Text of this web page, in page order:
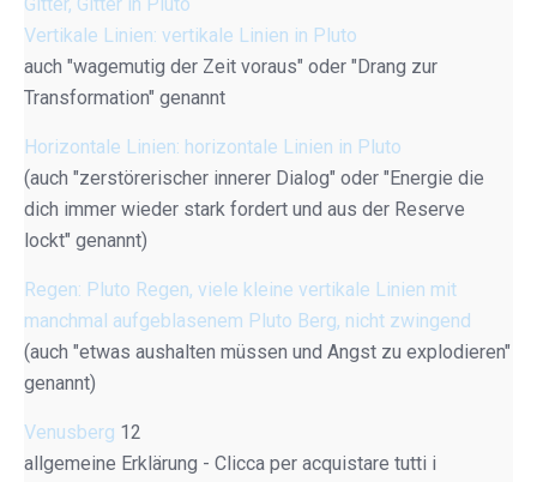
Vertikale Linien: vertikale Linien in Pluto
auch "wagemutig der Zeit voraus" oder "Drang zur
Transformation" genannt
Horizontale Linien: horizontale Linien in Pluto
(auch "zerstörerischer innerer Dialog" oder "Energie die
dich immer wieder stark fordert und aus der Reserve
lockt" genannt)
Regen: Pluto Regen, viele kleine vertikale Linien mit
manchmal aufgeblasenem Pluto Berg, nicht zwingend
(auch "etwas aushalten müssen und Angst zu explodieren"
genannt)
Venusberg 12
allgemeine Erklärung - Clicca per acquistare tutti i